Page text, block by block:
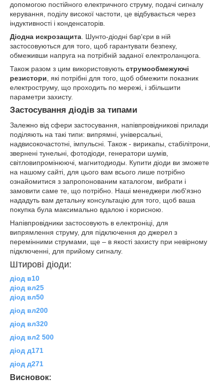
допомогою постійного електричного струму, подачі сигналу
керування, поділу високої частоти, це відбувається через
індуктивності і конденсаторів.
Діодна искрозащита . Шунто-діодні бар'єри в ній
застосовуються для того, щоб гарантувати безпеку,
обмеживши напруга на потрібній заданої електроланцюга.
Також разом з цим використовують струмообмежуючі
резистори , які потрібні для того, щоб обмежити показник
електроструму, що проходить по мережі, і збільшити
параметри захисту.
Застосування діодів за типами
Залежно від сфери застосування, напівпровідникові прилади
поділяють на такі типи: випрямні, універсальні,
надвисокочастотні, імпульсні. Також - вирикапы, стабілітрони,
звернені тунельні, фотодіоди, генератори шумів,
світловипромінюючі, магнитодиоды. Купити діоди ви зможете
на нашому сайті, для цього вам всього лише потрібно
ознайомитися з запропонованим каталогом, вибрати і
замовити саме те, що потрібно. Наші менеджери люб'язно
нададуть вам детальну консультацію для того, щоб ваша
покупка була максимально вдалою і корисною.
Напівпровідники застосовують в електроніці, для
випрямлення струму, для підключення до джерел з
перемінними струмами, ще – в якості захисту при невірному
підключенні, для прийому сигналу.
Штирові діоди:
діод в10
діод вл25
діод вл50
діод вл200
діод вл320
діод вл2 500
діод д171
діод д271
Висновок: